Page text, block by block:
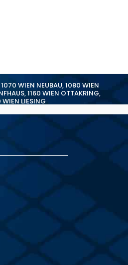
1070 WIEN NEUBAU,1080 WIEN
,1160 WIEN OTTAKRING,
WIEN LIESING